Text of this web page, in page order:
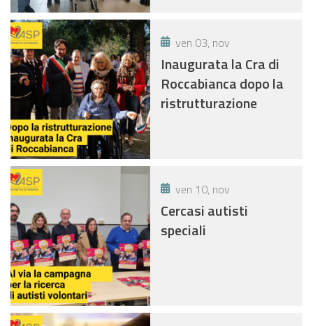
ven 03, nov
Inaugurata la Cra di
Roccabianca dopo la
ristrutturazione
ven 10, nov
Cercasi autisti
speciali